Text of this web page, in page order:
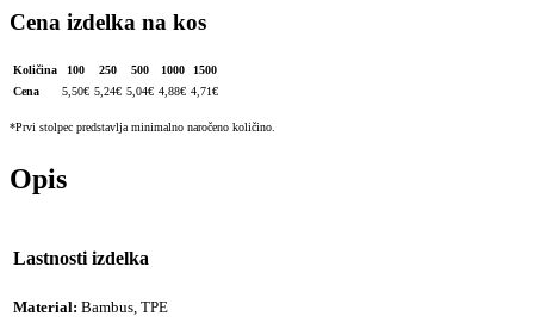
Cena izdelka na kos
Količina 100 250 500 1000
1500
Cena
5,50€ 5,24€ 5,04€ 4,88€ 4,71€
*Prvi stolpec predstavlja minimalno naročeno količino.
Opis
Lastnosti izdelka
Material: Bambus, TPE